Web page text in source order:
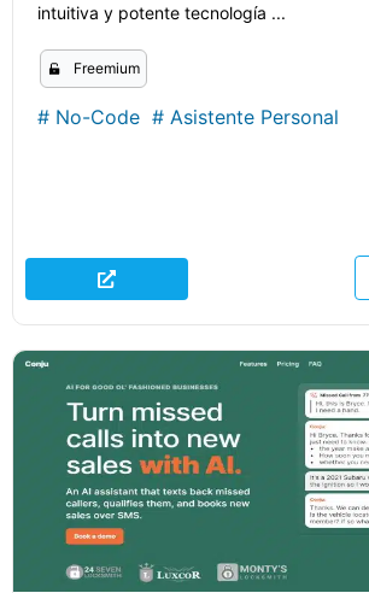
intuitiva y potente tecnología ...
Freemium
# No-Code # Asistente Personal